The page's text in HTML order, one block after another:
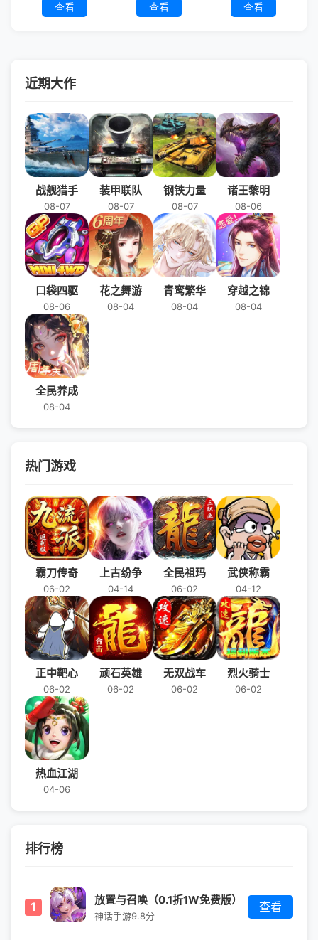
查看
查看
查看
近期大作
战舰猎手
08-07
装甲联队
08-07
钢铁力量
08-07
诸王黎明
08-06
口袋四驱
08-06
花之舞游
08-04
青鸾繁华
08-04
穿越之锦
08-04
全民养成
08-04
热门游戏
霸刀传奇
06-02
上古纷争
04-14
全民祖玛
06-02
武侠称霸
04-12
正中靶心
06-02
顽石英雄
06-02
无双战车
06-02
烈火骑士
06-02
热血江湖
04-06
排行榜
1 放置与召唤（0.1折1W免费版）
神话手游9.8分
查看